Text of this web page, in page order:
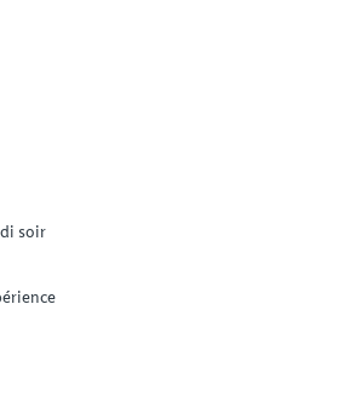
soir